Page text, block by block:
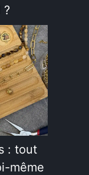
?
: tout
même